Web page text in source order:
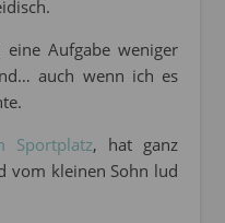
Aufgabe weniger
auch wenn ich es
Sportplatz, hat ganz
vom kleinen Sohn lud